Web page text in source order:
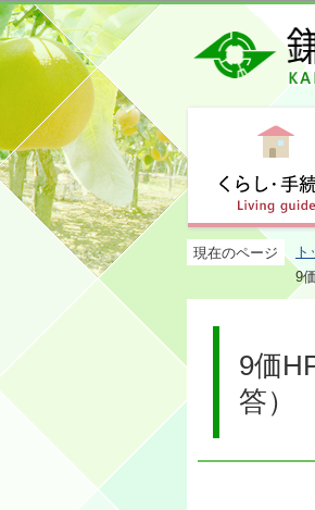
現在のページ
9
9価
答）